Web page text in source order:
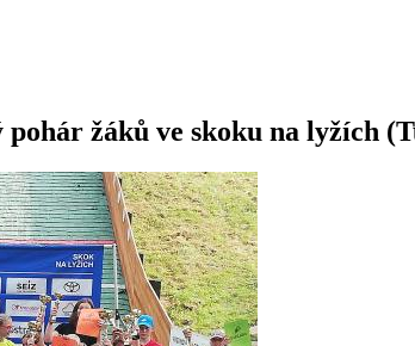
žáků ve skoku na lyžích